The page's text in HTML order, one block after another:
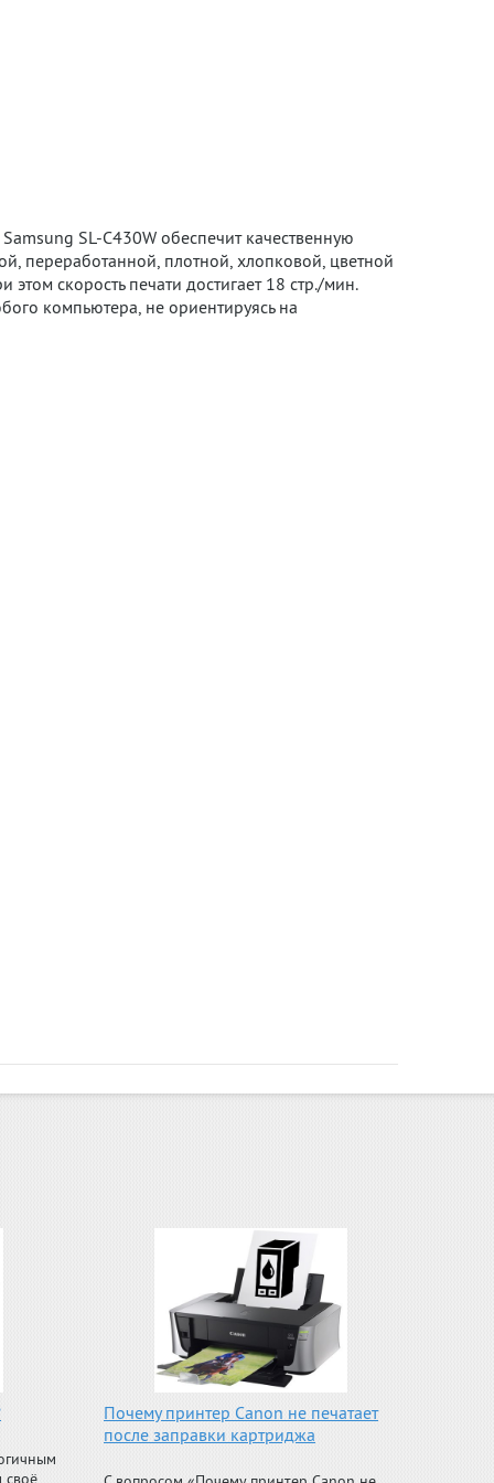
SL-C430W обеспечит качественную
переработанной, плотной, хлопковой, цветной
скорость печати достигает 18 стр./мин.
компьютера, не ориентируясь на
своё
Почему принтер Canon не печатает
после заправки картриджа